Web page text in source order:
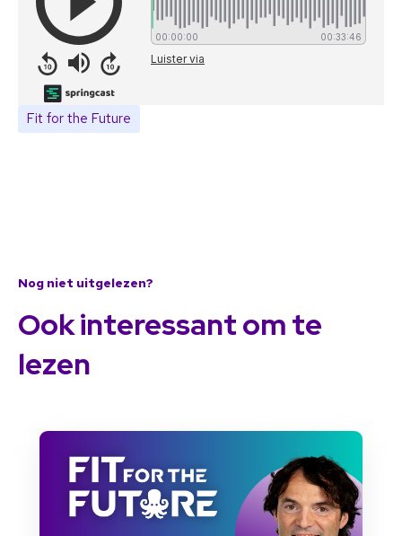
Fit for the Future
Nog niet uitgelezen?
Ook interessant om te
lezen